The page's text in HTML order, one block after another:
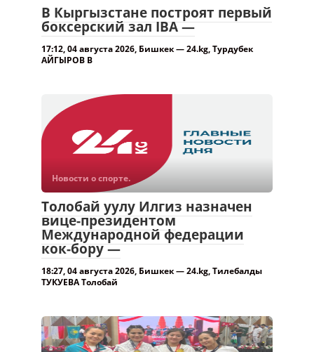
В Кыргызстане построят первый
боксерский зал IBA —
17:12, 04 августа 2026, Бишкек — 24.kg, Турдубек
АЙГЫРОВ В
Новости о спорте.
Толобай уулу Илгиз назначен
вице-президентом
Международной федерации
кок-бору —
18:27, 04 августа 2026, Бишкек — 24.kg, Тилебалды
ТУКУЕВА Толобай